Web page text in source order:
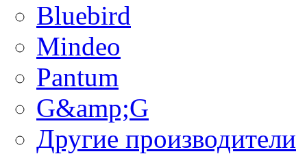
Bluebird
Mindeo
Pantum
G&amp;G
Другие производители